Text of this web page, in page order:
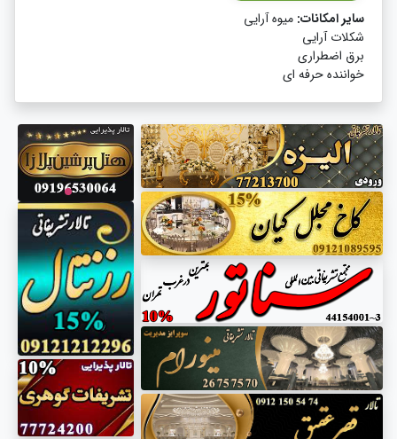
سایر امکانات: میوه آرایی
شکلات آرایی
برق اضطراری
خواننده حرفه ای